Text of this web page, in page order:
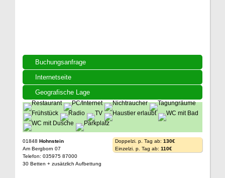
Buchungsanfrage
Internetseite
Geografische Lage
01848 Hohnstein
Am Bergborn 07
Telefon: 035975 87000
30 Betten + zusätzlich Aufbettung
Doppelzi. p. Tag ab: 130€
Einzelzi. p. Tag ab: 110€